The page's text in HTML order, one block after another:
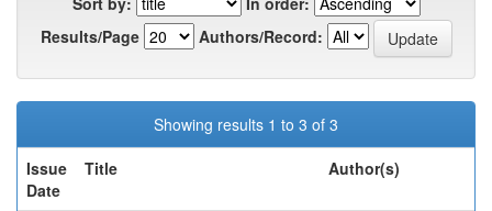
Results/Page
Authors/Record:
Showing results 1 to 3 of 3
Issue
Date
Title Author(s)